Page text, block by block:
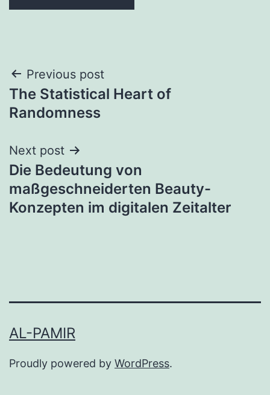
Post
navigation
Previous post
The Statistical Heart of
Randomness
Next post
Die Bedeutung von
maßgeschneiderten Beauty-
Konzepten im digitalen Zeitalter
AL-PAMIR
Proudly powered by WordPress.